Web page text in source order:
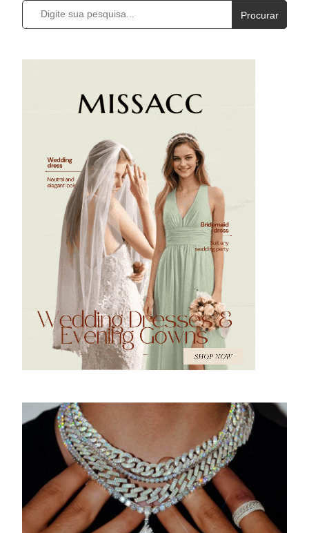
Procurar